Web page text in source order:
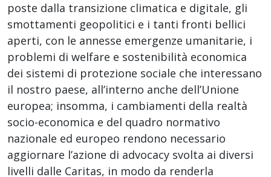
poste dalla transizione climatica e digitale, gli
smottamenti geopolitici e i tanti fronti bellici
aperti, con le annesse emergenze umanitarie, i
problemi di welfare e sostenibilità economica
dei sistemi di protezione sociale che interessano
il nostro paese, all’interno anche dell’Unione
europea; insomma, i cambiamenti della realtà
socio-economica e del quadro normativo
nazionale ed europeo rendono necessario
aggiornare l’azione di advocacy svolta ai diversi
livelli dalle Caritas, in modo da renderla